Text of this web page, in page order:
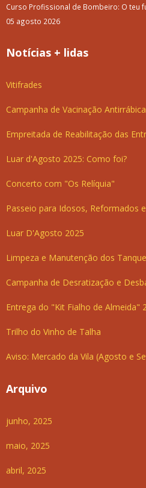
Curso Profissional de Bombeiro: O teu
05 agosto 2026
Notícias + lidas
Vitifrades
Campanha de Vacinação Antirrábica
Empreitada de Reabilitação das
Luar d'Agosto 2025: Como foi?
Concerto com "Os Relíquia"
Passeio para Idosos, Reformados
Luar D'Agosto 2025
Limpeza e Manutenção dos
Campanha de Desratização e
Entrega do "Kit Fialho de Almeida"
Trilho do Vinho de Talha
Aviso: Mercado da Vila (Agosto e
Arquivo
junho, 2025
maio, 2025
abril, 2025